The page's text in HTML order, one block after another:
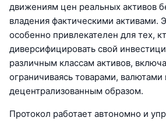
движениям цен реальных активов
владения фактическими активами.
особенно привлекателен для тех,
диверсифицировать свой
различным классам активов,
ограничиваясь товарами,
децентрализованным образом.
Протокол работает автономно и